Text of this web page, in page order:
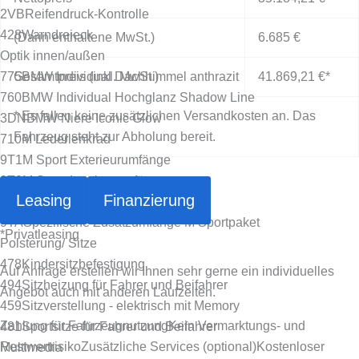
2VB Reifendruck-Kontrolle
428Warndreieck
Optik innen/außen
775BMW Individual Dachhimmel anthrazit
760BMW Individual Hochglanz Shadow Line
3DNBMW Niere Iconic Glow
710M Lederlenkrad
9T1M Sport Exterieurumfänge
9T2M Sport Interieurumfänge
420Sonnenschutzverglasung
9TASpezifische Zusatzumfänge M Sportpaket
Polsterung/ Sitze
478 Kindersitzbefestigung
494Sitzheizung für Fahrer und Beifahrer
459Sitzverstellung - elektrisch mit Memory
481Sportsitze für Fahrer und Beifahrer
Multimedia
(Darin enthaltene MwSt.) 6.685 €
Gesamtpreis (inkl. MwSt.) 41.869,21 €*
* Es fallen keine zusätzlichen Versandkosten an. Das
Fahrzeug steht zur Abholung bereit.
Leasing Finanzierung
*Privatleasing
Auf Anfrage erstellen wir Ihnen sehr gerne ein individuelles
Angebot auch mit anderen Laufzeiten.
Zahlung für FahrzeugnutzungKein Vermarktungs- und
RestwertrisikoZusätzliche Services (optional)Kostenloser